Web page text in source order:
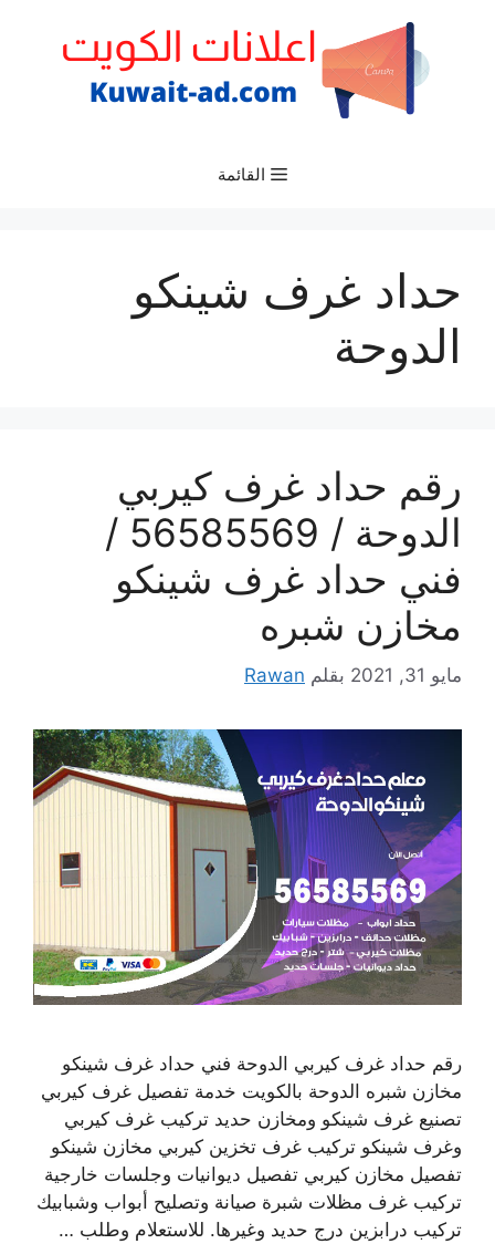
القائمة
حداد غرف شينكو
الدوحة
رقم حداد غرف كيربي
الدوحة / 56585569 /
فني حداد غرف شينكو
مخازن شبره
مايو 31, 2021 بقلم Rawan
رقم حداد غرف كيربي الدوحة فني حداد غرف شينكو
مخازن شبره الدوحة بالكويت خدمة تفصيل غرف كيربي
تصنيع غرف شينكو ومخازن حديد تركيب غرف كيربي
وغرف شينكو تركيب غرف تخزين كيربي مخازن شينكو
تفصيل مخازن كيربي تفصيل ديوانيات وجلسات خارجية
تركيب غرف مظلات شبرة صيانة وتصليح أبواب وشبابيك
تركيب درابزين درج حديد وغيرها. للاستعلام وطلب …